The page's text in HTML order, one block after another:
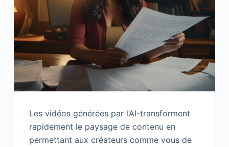
Les vidéos générées par l’AI-transforment
rapidement le paysage de contenu en
permettant aux créateurs comme vous de